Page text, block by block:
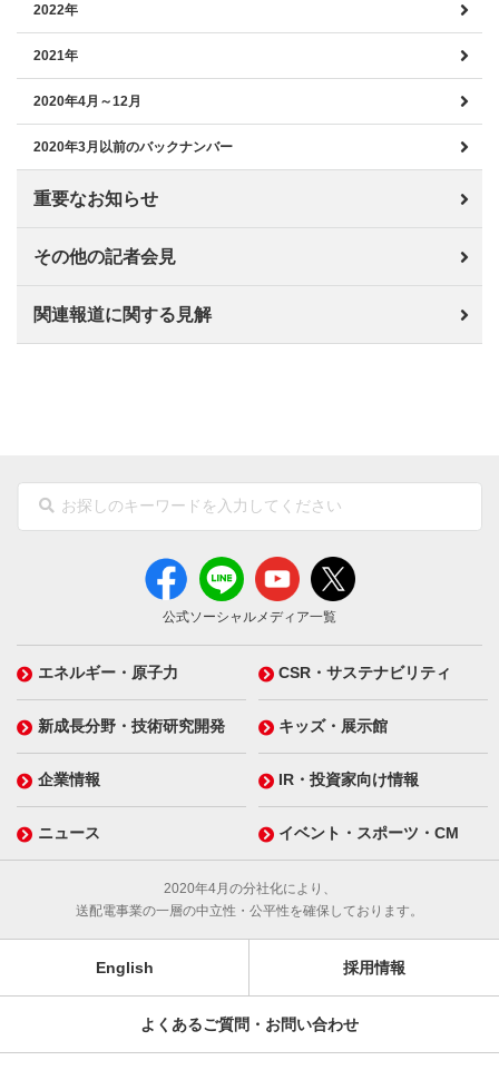
2022年
2021年
2020年4月～12月
2020年3月以前のバックナンバー
重要なお知らせ
その他の記者会見
関連報道に関する見解
公式ソーシャルメディア一覧
エネルギー・原子力 CSR・サステナビリティ
新成長分野・技術研究開発 キッズ・展示館
企業情報 IR・投資家向け情報
ニュース イベント・スポーツ・CM
2020年4月の分社化により、
送配電事業の一層の中立性・公平性を確保しております。
English 採用情報
よくあるご質問・お問い合わせ